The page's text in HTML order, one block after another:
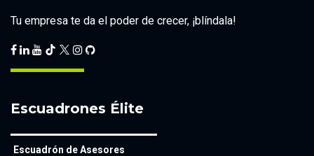
Tu empresa te da el poder de crecer, ¡blíndala!
Escuadrones Élite
Escuadrón de Asesores